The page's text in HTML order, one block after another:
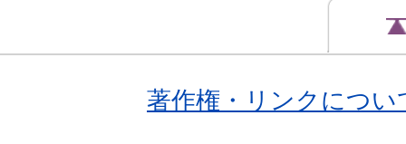
著作権・リンクについ